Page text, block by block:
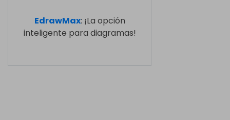
EdrawMax: ¡La opción
inteligente para diagramas!